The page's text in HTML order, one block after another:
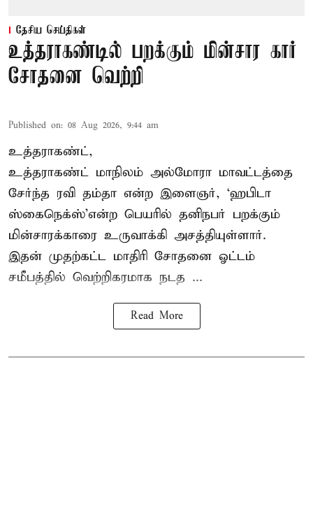
தேசிய செய்திகள்
உத்தராகண்டில் பறக்கும் மின்சார கார்
சோதனை வெற்றி
Published on: 08 Aug 2026, 9:44 am
உத்தராகண்ட்,
உத்தராகண்ட் மாநிலம் அல்மோரா மாவட்டத்தை
சேர்ந்த ரவி தம்தா என்ற இளைஞர், ‘ஹபிடா
ஸ்கைநெக்ஸ்’என்ற பெயரில் தனிநபர் பறக்கும்
மின்சாரக்காரை உருவாக்கி அசத்தியுள்ளார்.
இதன் முதற்கட்ட மாதிரி சோதனை ஓட்டம்
சமீபத்தில் வெற்றிகரமாக நடத ...
Read More